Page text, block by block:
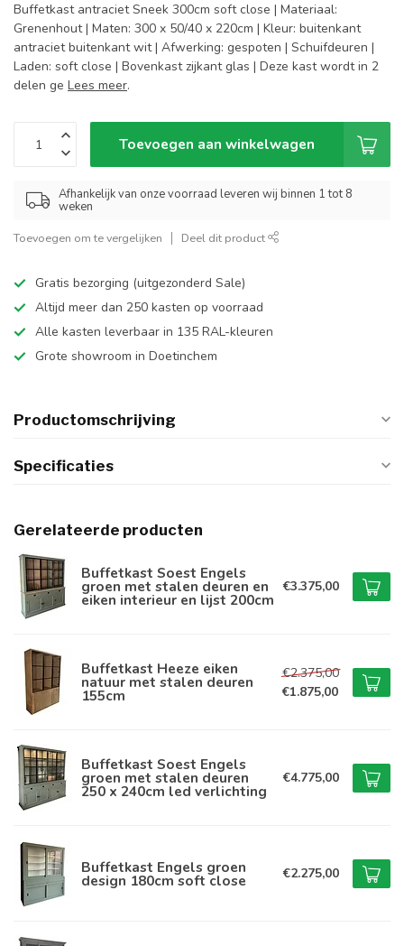
Buffetkast antraciet Sneek 300cm soft close | Materiaal:
Grenenhout | Maten: 300 x 50/40 x 220cm | Kleur: buitenkant
antraciet buitenkant wit | Afwerking: gespoten | Schuifdeuren |
Laden: soft close | Bovenkast zijkant glas | Deze kast wordt in 2
delen ge Lees meer.
Toevoegen aan winkelwagen
Afhankelijk van onze voorraad leveren wij binnen 1 tot 8
weken
Toevoegen om te vergelijken Deel dit product
Gratis bezorging (uitgezonderd Sale)
Altijd meer dan 250 kasten op voorraad
Alle kasten leverbaar in 135 RAL-kleuren
Grote showroom in Doetinchem
Productomschrijving
Specificaties
Gerelateerde producten
Buffetkast Soest Engels
groen met stalen deuren en
eiken interieur en lijst 200cm
€3.375,00
Buffetkast Heeze eiken
natuur met stalen deuren
155cm
€2.375,00
€1.875,00
Buffetkast Soest Engels
groen met stalen deuren
250 x 240cm led verlichting
€4.775,00
Buffetkast Engels groen
design 180cm soft close €2.275,00